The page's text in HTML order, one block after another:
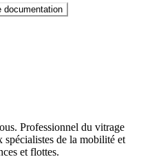
documentation
Professionnel du vitrage
spécialistes de la mobilité et
et flottes.